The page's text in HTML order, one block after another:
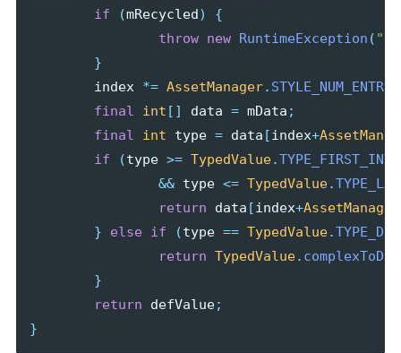
if
(mRecycled)
{
throw new RuntimeException (
}
index *= AssetManager.
final
int [] data = mData ;
final
int type = data [index+
if
(type >= TypedValue.TYPE_FIRST_INT
&& type <= TypedValue.
return
data [index+AssetManager
}
else if (type == TypedValue.
return TypedValue.
}
return
defValue;
}